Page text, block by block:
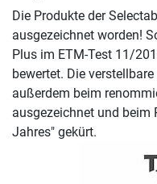
Die Produkte der
ausgezeichnet worden!
Plus im ETM-Test 11/
bewertet. Die
außerdem beim
ausgezeichnet und beim
Jahres" gekürt.